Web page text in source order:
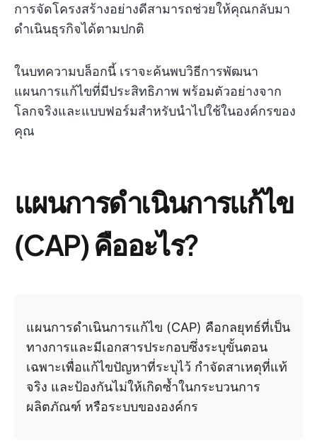
การจัดโครงสร้างอย่างดีสามารถช่วยให้คุณกลับมา
ดำเนินธุรกิจได้ตามปกติ
ในบทความบล็อกนี้ เราจะค้นพบวิธีการพัฒนา
แผนการแก้ไขที่มีประสิทธิภาพ พร้อมตัวอย่างจาก
โลกจริงและแบบฟอร์มสำหรับนำไปใช้ในองค์กรของ
คุณ
แผนการดำเนินการแก้ไข
(CAP) คืออะไร?
แผนการดำเนินการแก้ไข (CAP) คือกลยุทธ์ที่เป็น
ทางการและมีเอกสารประกอบซึ่งระบุขั้นตอน
เฉพาะเพื่อแก้ไขปัญหาที่ระบุไว้ กำจัดสาเหตุที่แท้
จริง และป้องกันไม่ให้เกิดซ้ำในกระบวนการ
ผลิตภัณฑ์ หรือระบบขององค์กร